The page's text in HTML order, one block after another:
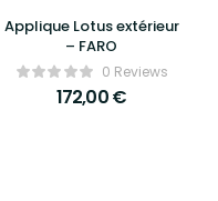
Applique Lotus extérieur
– FARO
0 Reviews
172,00€